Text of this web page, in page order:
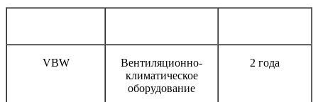
VBW
Вентиляционно-
климатическое
оборудование
2 года